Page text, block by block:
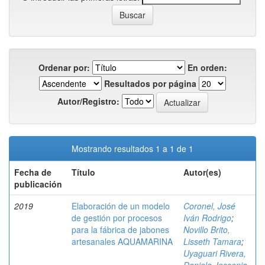
Ordenar por:
En orden:
Resultados por página
Autor/Registro:
Mostrando resultados 1 a 1 de 1
Fecha de
publicación
Título Autor(es)
2019
Elaboración de un modelo
de gestión por procesos
para la fábrica de jabones
artesanales AQUAMARINA
Coronel, José
Iván Rodrigo;
Novillo Brito,
Lisseth Tamara;
Uyaguari Rivera,